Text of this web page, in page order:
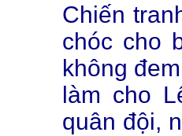
Chiến
chóc cho
không
làm cho
quân đội,